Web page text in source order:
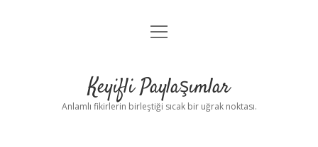
Anasayfa
Yasal Uyarı
menüyü
Keyifli Paylaşımlar
Anlamlı fikirlerin birleştiği sıcak bir uğrak noktası.